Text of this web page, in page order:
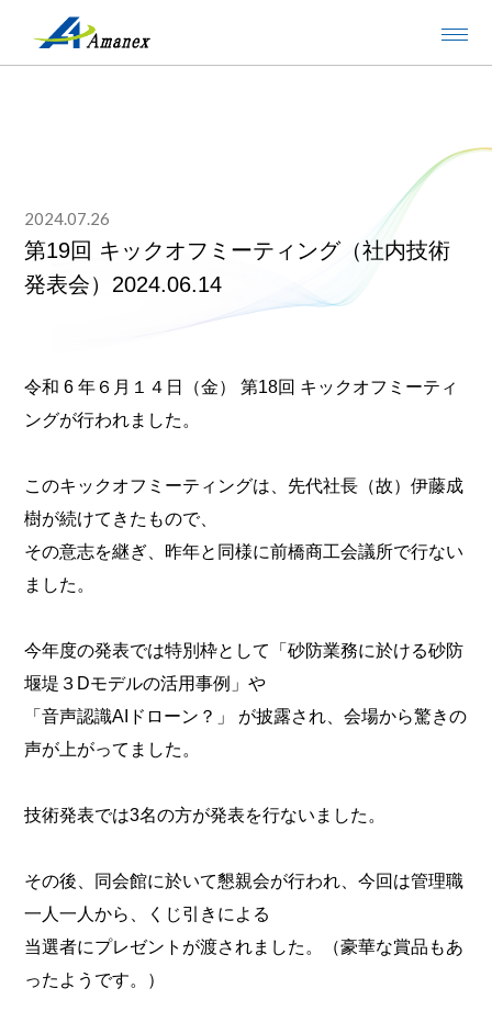
2024.07.26
第19回 キックオフミーティング（社内技術
発表会）2024.06.14
令和 6 年６月１４日（金） 第18回 キックオフミーティ
ングが行われました。
このキックオフミーティングは、先代社長（故）伊藤成
樹が続けてきたもので、
その意志を継ぎ、昨年と同様に前橋商工会議所で行ない
ました。
今年度の発表では特別枠として「砂防業務に於ける砂防
堰堤３Dモデルの活用事例」や
「音声認識AIドローン？」 が披露され、会場から驚きの
声が上がってました。
技術発表では3名の方が発表を行ないました。
その後、同会館に於いて懇親会が行われ、今回は管理職
一人一人から、くじ引きによる
当選者にプレゼントが渡されました。（豪華な賞品もあ
ったようです。）